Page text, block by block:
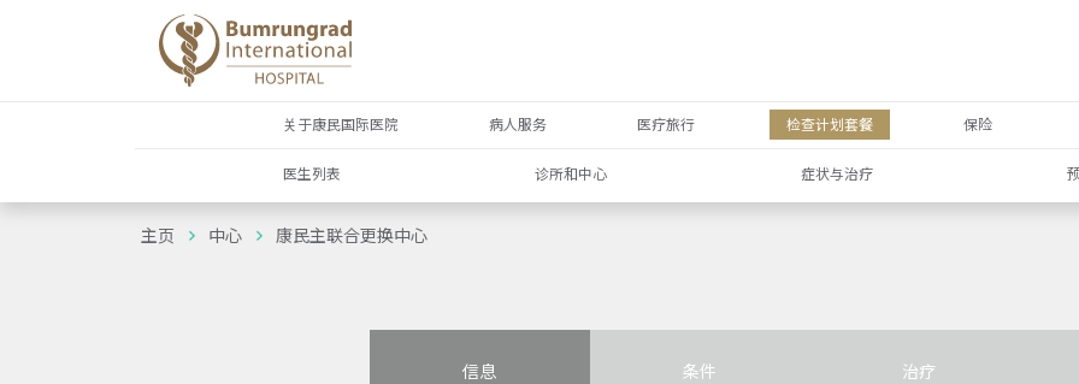
关于康民国际医院 病人服务 医疗旅行 检查计划套餐 保险
医生列表 诊所和中心 症状与治疗
主页 中心 康民主联合更换中心
信息 条件 治疗